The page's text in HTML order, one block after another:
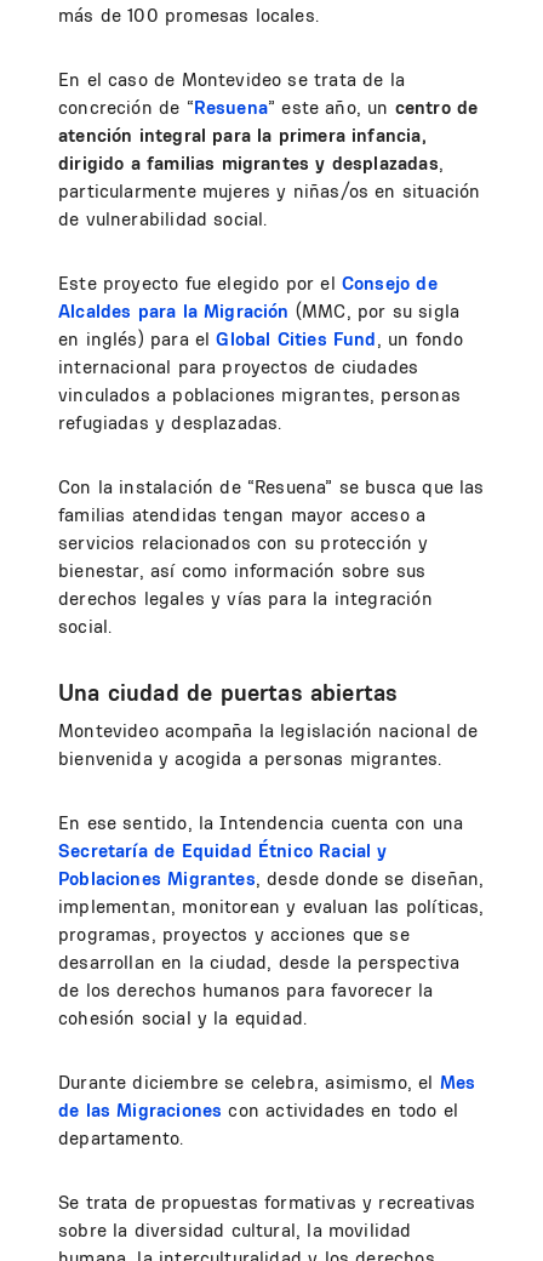
más de 100 promesas locales.
En el caso de Montevideo se trata de la
concreción de “Resuena” este año, un centro de
atención integral para la primera infancia,
dirigido a familias migrantes y desplazadas,
particularmente mujeres y niñas/os en situación
de vulnerabilidad social.
Este proyecto fue elegido por el Consejo de
Alcaldes para la Migración (MMC, por su sigla
en inglés) para elGlobal Cities Fund, un fondo
internacional para proyectos de ciudades
vinculados a poblaciones migrantes, personas
refugiadas y desplazadas.
Con la instalación de “Resuena” se busca que las
familias atendidas tengan mayor acceso a
servicios relacionados con su protección y
bienestar, así como información sobre sus
derechos legales y vías para la integración
social.
Una ciudad de puertas abiertas
Montevideo acompaña la legislación nacional de
bienvenida y acogida a personas migrantes.
En ese sentido, la Intendencia cuenta con una
Secretaría de Equidad Étnico Racial y
Poblaciones Migrantes, desde donde se diseñan,
implementan, monitorean y evaluan las políticas,
programas, proyectos y acciones que se
desarrollan en la ciudad, desde la perspectiva
de los derechos humanos para favorecer la
cohesión social y la equidad.
Durante diciembre se celebra, asimismo, el Mes
de las Migraciones con actividades en todo el
departamento.
Se trata de propuestas formativas y recreativas
sobre la diversidad cultural, la movilidad